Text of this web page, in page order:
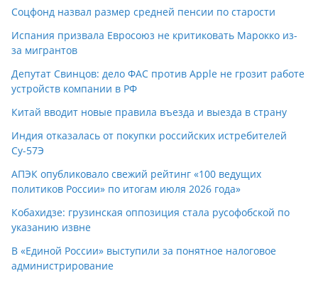
Соцфонд назвал размер средней пенсии по старости
Испания призвала Евросоюз не критиковать Марокко из-
за мигрантов
Депутат Свинцов: дело ФАС против Apple не грозит работе
устройств компании в РФ
Китай вводит новые правила въезда и выезда в страну
Индия отказалась от покупки российских истребителей
Су-57Э
АПЭК опубликовало свежий рейтинг «100 ведущих
политиков России» по итогам июля 2026 года»
Кобахидзе: грузинская оппозиция стала русофобской по
указанию извне
В «Единой России» выступили за понятное налоговое
администрирование